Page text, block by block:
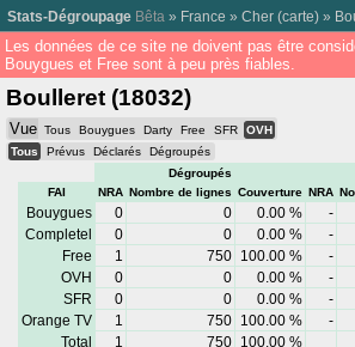
Stats-Dégroupage Bêta » France » Cher (carte) »
Les données de ce site ne doivent pas être
Bouygues et Free sont à peu près fiables.
Boulleret (18032)
Vue Tous Bouygues Darty Free SFR
OVH
Tous
Prévus Déclarés
Dégroupés
Dégroupés
FAI
NRA Nombre de lignes Couverture NRA
Bouygues 0 0 0.00 % -
Completel
0 0 0.00 % -
Free
1 750 100.00 % -
OVH
0 0 0.00 % -
SFR
0 0 0.00 % -
Orange TV
1 750 100.00 % -
Total
1 750 100.00 %